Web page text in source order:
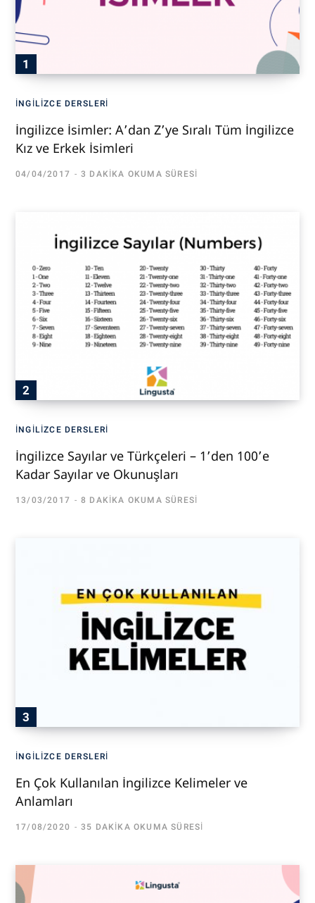
İNGILIZCE DERSLERI
İngilizce İsimler: A’dan Z’ye Sıralı Tüm İngilizce
Kız ve Erkek İsimleri
04/04/2017 3 DAKIKA OKUMA SÜRESI
İNGILIZCE DERSLERI
İngilizce Sayılar ve Türkçeleri – 1’den 100’e
Kadar Sayılar ve Okunuşları
13/03/2017 8 DAKIKA OKUMA SÜRESI
İNGILIZCE DERSLERI
En Çok Kullanılan İngilizce Kelimeler ve
Anlamları
17/08/2020 35 DAKIKA OKUMA SÜRESI